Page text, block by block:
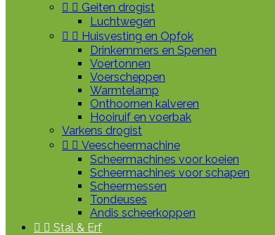
  Geiten drogist
Luchtwegen
  Huisvesting en Opfok
Drinkemmers en Spenen
Voertonnen
Voerscheppen
Warmtelamp
Onthoornen kalveren
Hooiruif en voerbak
Varkens drogist
  Veescheermachine
Scheermachines voor koeien
Scheermachines voor schapen
Scheermessen
Tondeuses
Andis scheerkoppen
  Stal & Erf